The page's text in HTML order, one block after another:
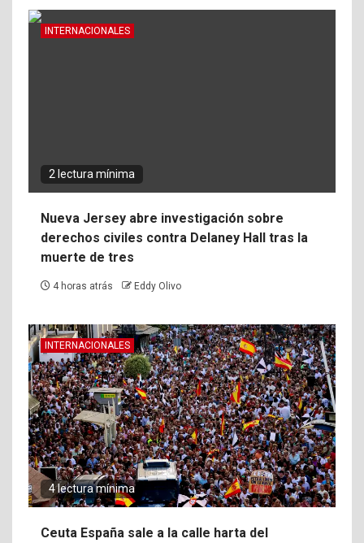
INTERNACIONALES
2 lectura mínima
Nueva Jersey abre investigación sobre
derechos civiles contra Delaney Hall tras la
muerte de tres
4 horas atrás Eddy Olivo
INTERNACIONALES
4 lectura mínima
Ceuta España sale a la calle harta del